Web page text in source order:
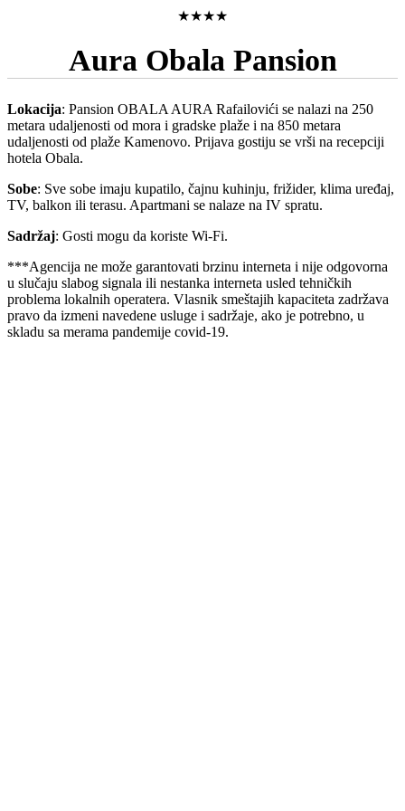
★★★★
Aura Obala Pansion
Lokacija: Pansion OBALA AURA Rafailovići se nalazi na 250
metara udaljenosti od mora i gradske plaže i na 850 metara
udaljenosti od plaže Kamenovo. Prijava gostiju se vrši na recepciji
hotela Obala.
Sobe: Sve sobe imaju kupatilo, čajnu kuhinju, frižider, klima uređaj,
TV, balkon ili terasu. Apartmani se nalaze na IV spratu.
Sadržaj: Gosti mogu da koriste Wi-Fi.
***Agencija ne može garantovati brzinu interneta i nije odgovorna
u slučaju slabog signala ili nestanka interneta usled tehničkih
problema lokalnih operatera. Vlasnik smeštajih kapaciteta zadržava
pravo da izmeni navedene usluge i sadržaje, ako je potrebno, u
skladu sa merama pandemije covid-19.